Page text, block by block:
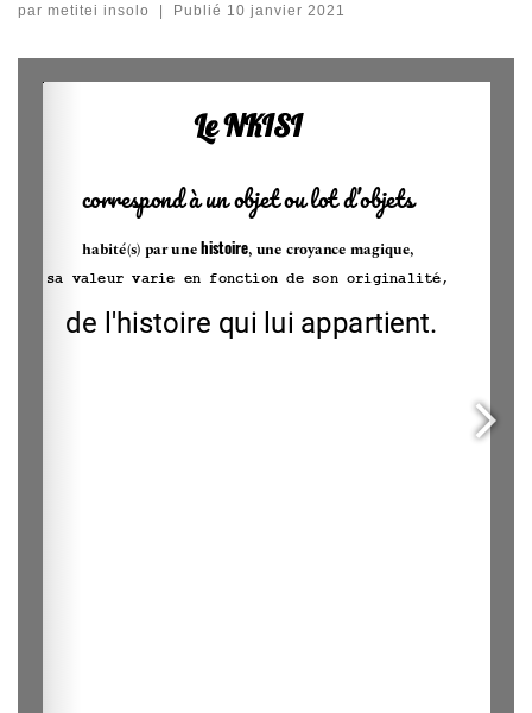
par metitei insolo | Publié 10 janvier 2021